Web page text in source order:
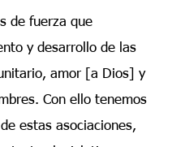
de fuerza que
y desarrollo de las
amor [a Dios] y
Con ello tenemos
estas asociaciones,